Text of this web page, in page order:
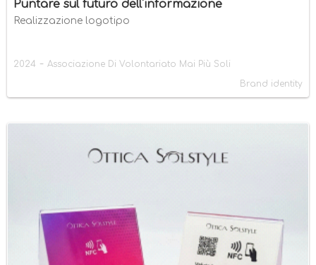
Puntare sul futuro dell'informazione
Realizzazione logotipo
2024 - Associazione Di Volontariato Mai Più Soli
Brand identity